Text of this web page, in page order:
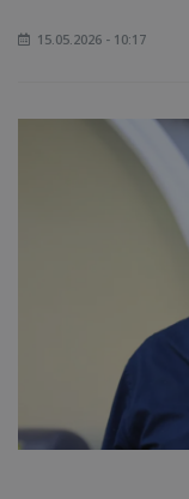
15.05.2026 - 10:17